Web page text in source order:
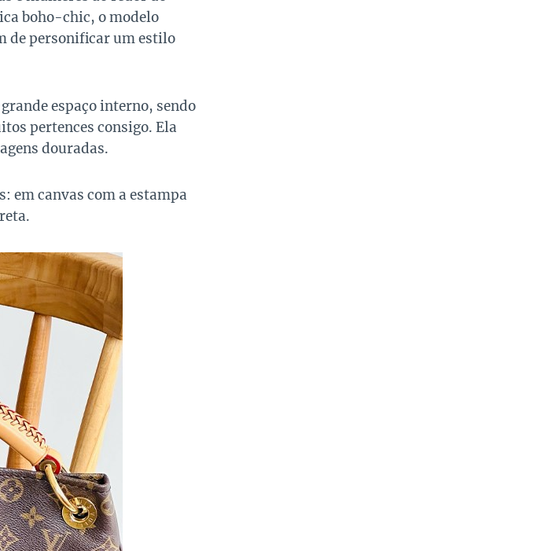
boho-chic, o modelo
de personificar um estilo
espaço interno, sendo
pertences consigo. Ela
douradas.
em canvas com a estampa